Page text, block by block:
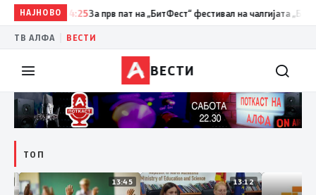
НАЈНОВО
14:25 За прв пат на „БитФест“ фестивал на чалгијата
ТВ АЛФА ВЕСТИ
ВЕСТИ
ТОП
14:12 13:45 13:12